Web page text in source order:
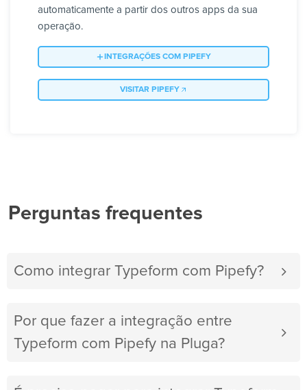
automaticamente a partir dos outros apps da sua
operação.
INTEGRAÇÕES COM PIPEFY
VISITAR PIPEFY
Perguntas frequentes
Como integrar Typeform com Pipefy?
Por que fazer a integração entre
Typeform com Pipefy na Pluga?